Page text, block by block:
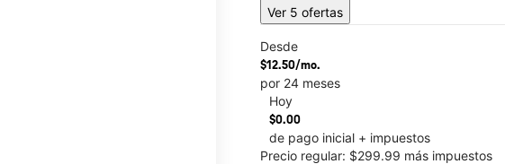
This carousel contains a column of small
Ver 5 ofertas
Desde
$12.50/mo.
por 24 meses
Hoy
$0.00
de pago inicial + impuestos
Precio regular: $299.99 más impuestos